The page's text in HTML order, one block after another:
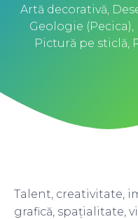
Artă decorativă,
Geologie (Pecica),
Pictură pe sticlă,
Talent, creativitate,
grafică, spațialitate,